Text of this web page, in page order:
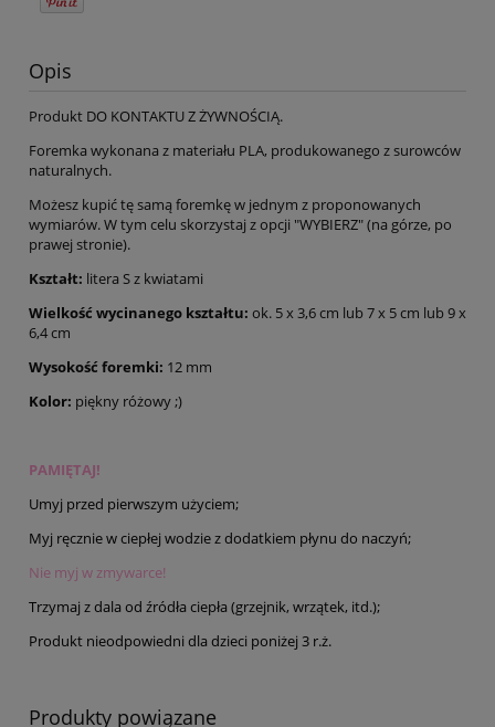
Opis
Produkt DO KONTAKTU Z ŻYWNOŚCIĄ.
Foremka wykonana z materiału PLA, produkowanego z surowców
naturalnych.
Możesz kupić tę samą foremkę w jednym z proponowanych
wymiarów. W tym celu skorzystaj z opcji "WYBIERZ" (na górze, po
prawej stronie).
Kształt: litera S z kwiatami
Wielkość wycinanego kształtu: ok. 5 x 3,6 cm lub 7 x 5 cm lub 9 x
6,4 cm
Wysokość foremki: 12 mm
Kolor: piękny różowy ;)
PAMIĘTAJ!
Umyj przed pierwszym użyciem;
Myj ręcznie w ciepłej wodzie z dodatkiem płynu do naczyń;
Nie myj w zmywarce!
Trzymaj z dala od źródła ciepła (grzejnik, wrzątek, itd.);
Produkt nieodpowiedni dla dzieci poniżej 3 r.ż.
Produkty powiązane